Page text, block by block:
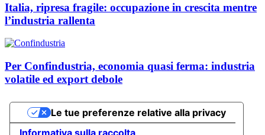
Italia, ripresa fragile: occupazione in crescita mentre
l’industria rallenta
Per Confindustria, economia quasi ferma: industria
volatile ed export debole
Informativa sulla raccolta
Le tue preferenze relative alla privacy